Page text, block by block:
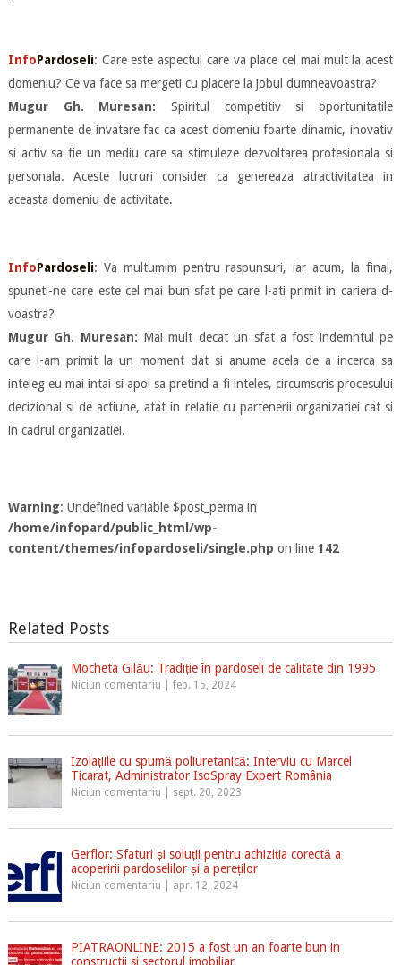
InfoPardoseli: Care este aspectul care va place cel mai mult la acest
domeniu? Ce va face sa mergeti cu placere la jobul dumneavoastra?
Mugur Gh. Muresan: Spiritul competitiv si oportunitatile
permanente de invatare fac ca acest domeniu foarte dinamic, inovativ
si activ sa fie un mediu care sa stimuleze dezvoltarea profesionala si
personala. Aceste lucruri consider ca genereaza atractivitatea in
aceasta domeniu de activitate.
InfoPardoseli: Va multumim pentru raspunsuri, iar acum, la final,
spuneti-ne care este cel mai bun sfat pe care l-ati primit in cariera d-
voastra?
Mugur Gh. Muresan: Mai mult decat un sfat a fost indemntul pe
care l-am primit la un moment dat si anume acela de a incerca sa
inteleg eu mai intai si apoi sa pretind a fi inteles, circumscris procesului
decizional si de actiune, atat in relatie cu partenerii organizatiei cat si
in cadrul organizatiei.
Warning: Undefined variable $post_perma in
/home/infopard/public_html/wp-
content/themes/infopardoseli/single.php on line 142
Related Posts
Mocheta Gilău: Tradiție în pardoseli de calitate din 1995
Niciun comentariu feb. 15, 2024
Izolațiile cu spumă poliuretanică: Interviu cu Marcel
Ticarat, Administrator IsoSpray Expert România
Niciun comentariu sept. 20, 2023
Gerflor: Sfaturi și soluții pentru achiziția corectă a
acoperirii pardoselilor și a pereților
Niciun comentariu apr. 12, 2024
PIATRAONLINE: 2015 a fost un an foarte bun in
constructii si sectorul imobiliar